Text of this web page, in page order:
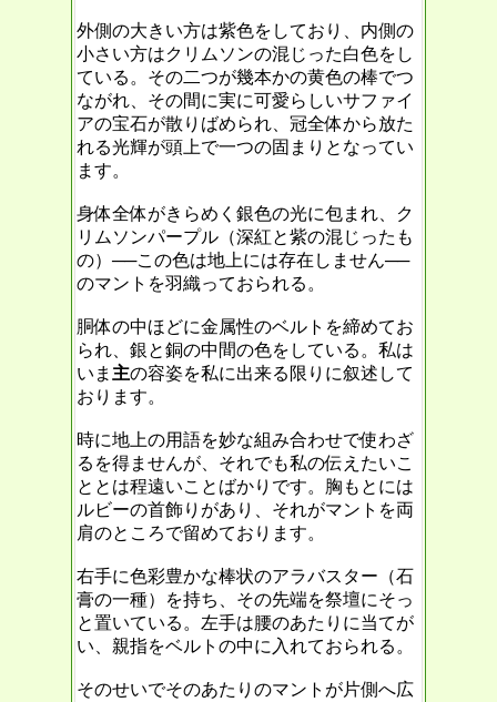
外側の大きい方は紫色をしており、内側の
小さい方はクリムソンの混じった白色をし
ている。その二つが幾本かの黄色の棒でつ
ながれ、その間に実に可愛らしいサファイ
アの宝石が散りばめられ、冠全体から放た
れる光輝が頭上で一つの固まりとなってい
ます。
身体全体がきらめく銀色の光に包まれ、ク
リムソンパープル（深紅と紫の混じったも
の）──この色は地上には存在しません──
のマントを羽織っておられる。
胴体の中ほどに金属性のベルトを締めてお
られ、銀と銅の中間の色をしている。私は
いま 主の容姿を私に出来る限りに叙述して
おります。
時に地上の用語を妙な組み合わせで使わざ
るを得ませんが、それでも私の伝えたいこ
ととは程遠いことばかりです。胸もとには
ルビーの首飾りがあり、それがマントを両
肩のところで留めております。
右手に色彩豊かな棒状のアラバスター（石
膏の一種）を持ち、その先端を祭壇にそっ
と置いている。左手は腰のあたりに当てが
い、親指をベルトの中に入れておられる。
そのせいでそのあたりのマントが片側へ広